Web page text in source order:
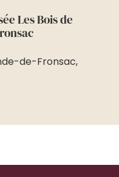
Les Bois de
de-Fronsac,